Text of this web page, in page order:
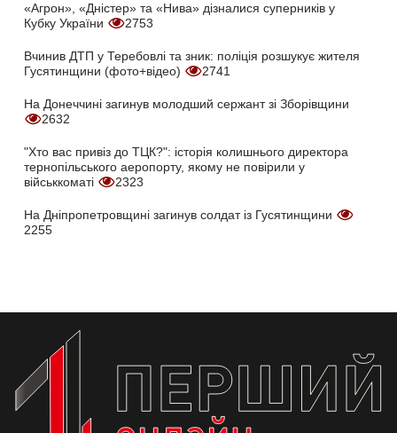
«Агрон», «Дністер» та «Нива» дізналися суперників у
Кубку України
2753
Вчинив ДТП у Теребовлі та зник: поліція розшукує жителя
Гусятинщини (фото+відео)
2741
На Донеччині загинув молодший сержант зі Зборівщини
2632
"Хто вас привіз до ТЦК?": історія колишнього директора
тернопільського аеропорту, якому не повірили у
військкоматі
2323
На Дніпропетровщині загинув солдат із Гусятинщини
2255